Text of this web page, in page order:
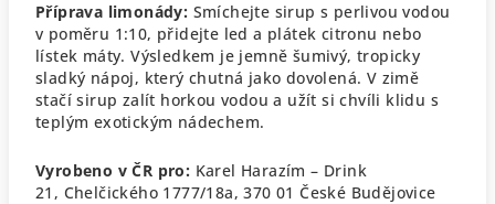
Příprava limonády: Smíchejte sirup s perlivou vodou
v poměru 1:10, přidejte led a plátek citronu nebo
lístek máty. Výsledkem je jemně šumivý, tropicky
sladký nápoj, který chutná jako dovolená. V zimě
stačí sirup zalít horkou vodou a užít si chvíli klidu s
teplým exotickým nádechem.
Vyrobeno v ČR pro: Karel Harazím – Drink
21, Chelčického 1777/18a, 370 01 České Budějovice